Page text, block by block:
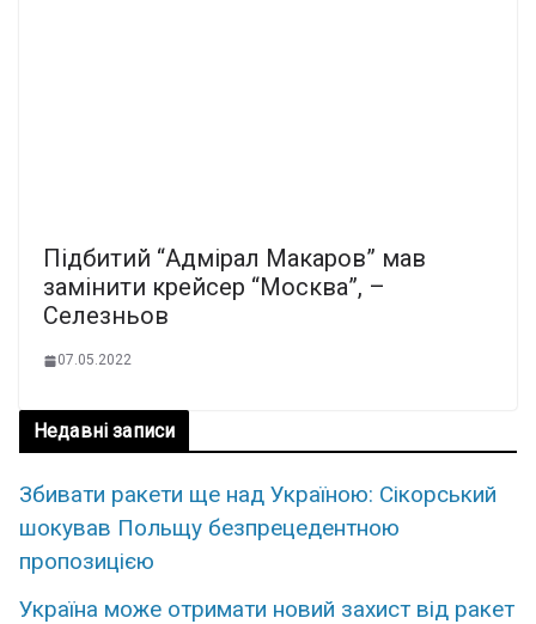
Підбитий “Адмірал Макаров” мав
замінити крейсер “Москва”, –
Селезньов
07.05.2022
Недавні записи
Збивати ракети ще над Україною: Сікорський
шокував Польщу безпрецедентною
пропозицією
Україна може отримати новий захист від ракет